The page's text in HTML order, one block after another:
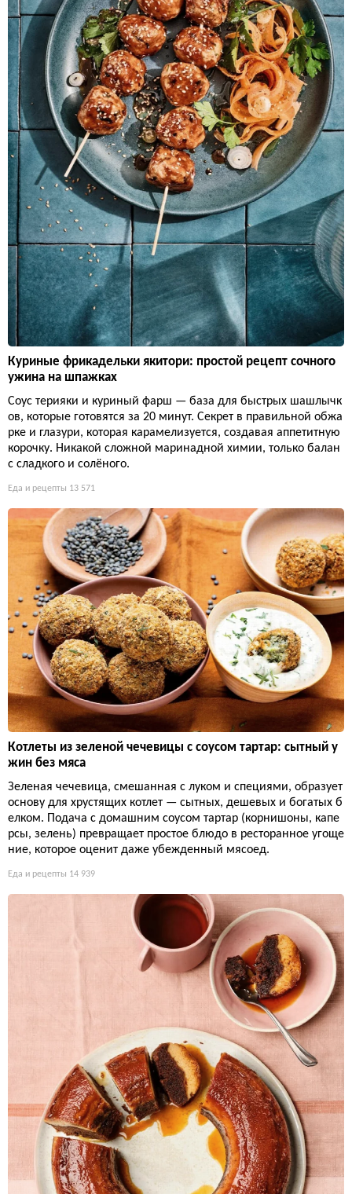
Куриные фрикадельки якитори: простой рецепт сочного
ужина на шпажках
Соус терияки и куриный фарш — база для быстрых шашлычк
ов, которые готовятся за 20 минут. Секрет в правильной обжа
рке и глазури, которая карамелизуется, создавая аппетитную
корочку. Никакой сложной маринадной химии, только балан
с сладкого и солёного.
Еда и рецепты 13 571
Котлеты из зеленой чечевицы с соусом тартар: сытный у
жин без мяса
Зеленая чечевица, смешанная с луком и специями, образует
основу для хрустящих котлет — сытных, дешевых и богатых б
елком. Подача с домашним соусом тартар (корнишоны, капе
рсы, зелень) превращает простое блюдо в ресторанное угоще
ние, которое оценит даже убежденный мясоед.
Еда и рецепты 14 939